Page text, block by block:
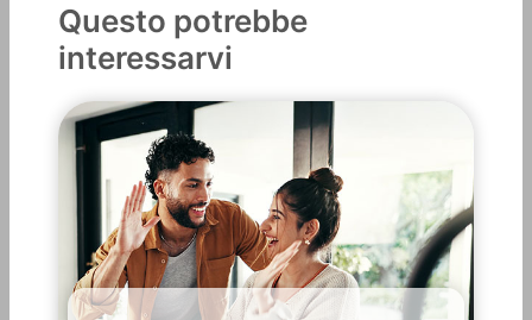
Questo potrebbe
interessarvi